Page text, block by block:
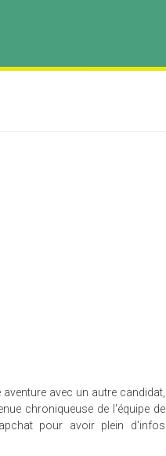
avec un autre candidat,
chroniqueuse de l'équipe de
pour avoir plein d'infos